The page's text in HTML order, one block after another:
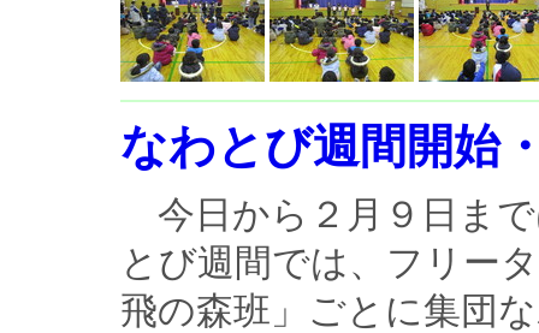
なわとび週間開始
今日から２月９日ま
とび週間では、フリー
飛の森班」ごとに集団